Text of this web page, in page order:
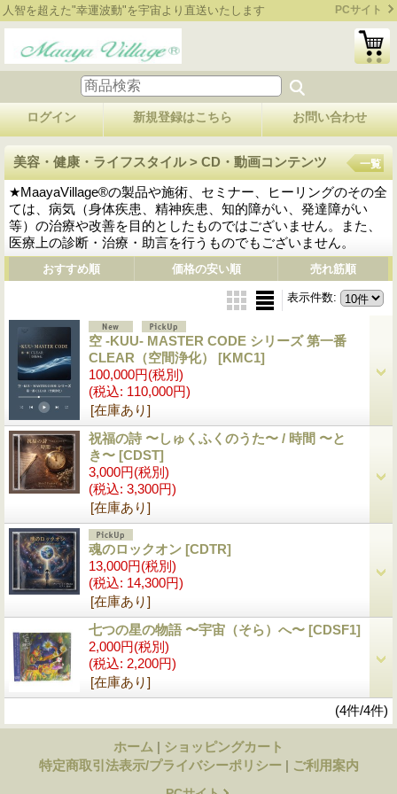
人智を超えた"幸運波動"を宇宙より直送いたします PCサイト
ログイン 新規登録はこちら お問い合わせ
美容・健康・ライフスタイル > CD・動画コンテンツ
★MaayaVillage®の製品や施術、セミナー、ヒーリングのその全
ては、病気（身体疾患、精神疾患、知的障がい、発達障がい
等）の治療や改善を目的としたものではございません。また、
医療上の診断・治療・助言を行うものでもございません。
一覧
おすすめ順 価格の安い順 売れ筋順
表示件数:
空 ‐KUU‐ MASTER CODE シリーズ 第一番
CLEAR（空間浄化） [KMC1]
100,000円(税別)
(税込: 110,000円)
[在庫あり]
祝福の詩 〜しゅくふくのうた〜 / 時間 〜と
き〜 [CDST]
3,000円(税別)
(税込: 3,300円)
[在庫あり]
魂のロックオン [CDTR]
13,000円(税別)
(税込: 14,300円)
[在庫あり]
七つの星の物語 〜宇宙（そら）へ〜 [CDSF1]
2,000円(税別)
(税込: 2,200円)
[在庫あり]
(4件/4件)
ホーム | ショッピングカート
特定商取引法表示/プライバシーポリシー | ご利用案内